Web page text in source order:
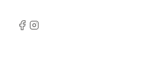
Facebook
Instagram